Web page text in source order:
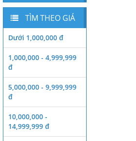
TÌM THEO GIÁ
Dưới 1,000,000 đ
1,000,000 - 4,999,999
đ
5,000,000 - 9,999,999
đ
10,000,000 -
14,999,999 đ